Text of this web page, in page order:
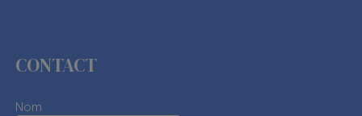
CONTACT
Nom